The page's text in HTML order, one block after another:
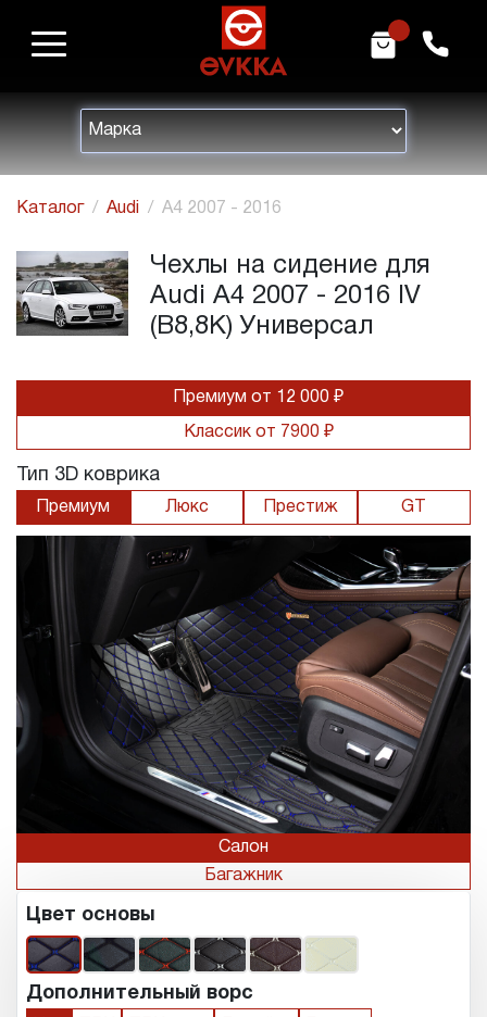
h m
Каталог Audi A4 2007 - 2016
Чехлы на сидение для
Audi A4 2007 - 2016 IV
(B8,8K) Универсал
Премиум от 12 000 ₽
Классик от 7900 ₽
Тип 3D коврика
Премиум Люкс Престиж GT
Салон
Багажник
Цвет основы
Дополнительный ворс